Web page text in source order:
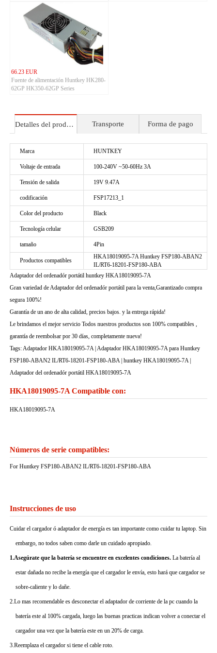
66.23 EUR
Fuente de alimentación Huntkey HK280-
62GP HK350-62GP Series
Detalles del producto Transporte Forma de pago
Marca HUNTKEY
Voltaje de entrada 100-240V ~50-60Hz 3A
Tensión de salida 19V 9.47A
codificación FSP17213_1
Color del producto Black
Tecnología celular GSB209
tamaño 4Pin
Productos compatibles
HKA18019095-7A Huntkey FSP180-ABAN2
IL/RT6-18201-FSP180-ABA
Adaptador del ordenadór portátil huntkey HKA18019095-7A
Gran variedad de Adaptador del ordenadór portátil para la venta,Garantizado compra
segura 100%!
Garantía de un ano de alta calidad, precios bajos. y la entrega rápida!
Le brindamos el mejor servicio Todos nuestros productos son 100% compatibles ,
garantía de reembolsar por 30 días, completamente nueva!
Tags: Adaptador HKA18019095-7A | Adaptador HKA18019095-7A para Huntkey
FSP180-ABAN2 IL/RT6-18201-FSP180-ABA | huntkey HKA18019095-7A |
Adaptador del ordenadór portátil HKA18019095-7A
HKA18019095-7A Compatible con:
HKA18019095-7A
Números de serie compatibles:
For Huntkey FSP180-ABAN2 IL/RT6-18201-FSP180-ABA
Instrucciones de uso
Cuidar el cargador ó adaptador de energía es tan importante como cuidar tu laptop. Sin
embargo, no todos saben como darle un cuidado apropiado.
1.Asegúrate que la batería se encuentre en excelentes condiciones. La batería al
estar dañada no recibe la energía que el cargador le envía, esto hará que cargador se
sobre-caliente y lo dañe.
2.Lo mas recomendable es desconectar el adaptador de corriente de la pc cuando la
batería este al 100% cargada, luego las buenas practicas indican volver a conectar el
cargador una vez que la batería este en un 20% de carga.
3.Reemplaza el cargador si tiene el cable roto.